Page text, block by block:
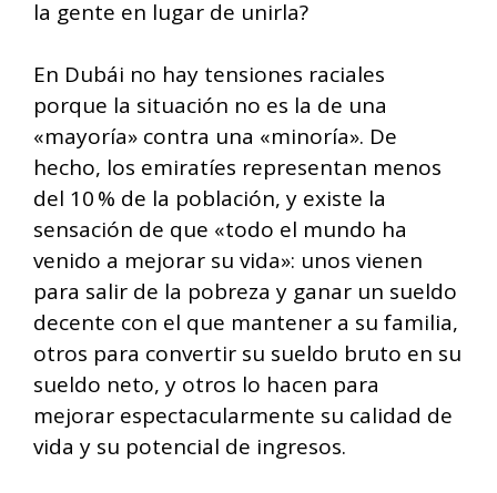
la gente en lugar de unirla?
En Dubái no hay tensiones raciales
porque la situación no es la de una
«mayoría» contra una «minoría». De
hecho, los emiratíes representan menos
del 10 % de la población, y existe la
sensación de que «todo el mundo ha
venido a mejorar su vida»: unos vienen
para salir de la pobreza y ganar un sueldo
decente con el que mantener a su familia,
otros para convertir su sueldo bruto en su
sueldo neto, y otros lo hacen para
mejorar espectacularmente su calidad de
vida y su potencial de ingresos.